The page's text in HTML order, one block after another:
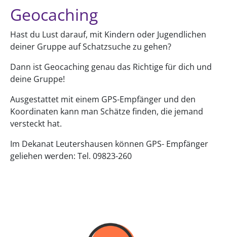
Geocaching
Hast du Lust darauf, mit Kindern oder Jugendlichen
deiner Gruppe auf Schatzsuche zu gehen?
Dann ist Geocaching genau das Richtige für dich und
deine Gruppe!
Ausgestattet mit einem GPS-Empfänger und den
Koordinaten kann man Schätze finden, die jemand
versteckt hat.
Im Dekanat Leutershausen können GPS- Empfänger
geliehen werden: Tel. 09823-260